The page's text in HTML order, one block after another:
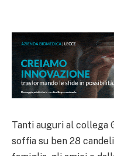
Tanti auguri al collega
soffia su ben 28